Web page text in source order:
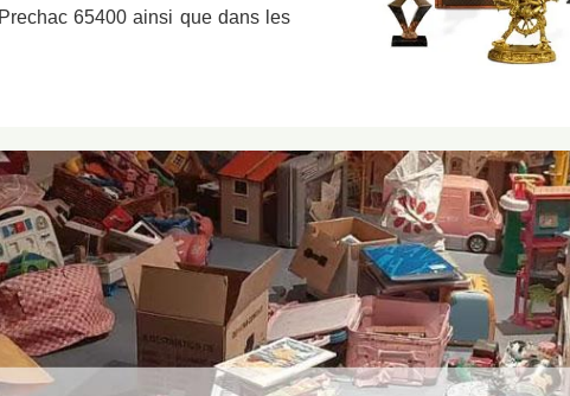
65400 ainsi que dans les